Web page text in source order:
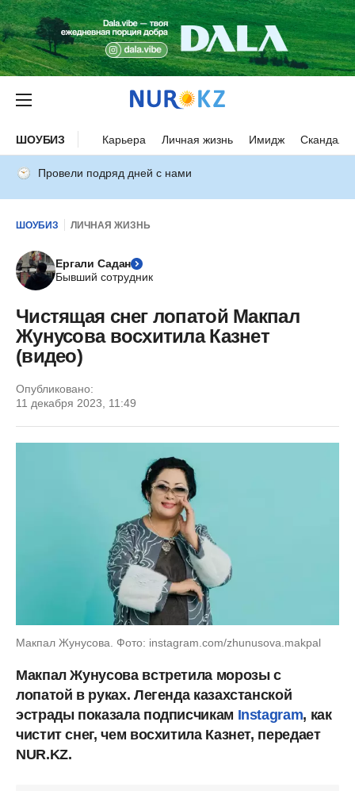
ШОУБИЗ Карьера Личная жизнь Имидж Скандалы
Провели подряд дней с нами
ШОУБИЗ ЛИЧНАЯ ЖИЗНЬ
Ергали Садан
Бывший сотрудник
Чистящая снег лопатой Макпал
Жунусова восхитила Казнет
(видео)
Опубликовано:
11 декабря 2023, 11:49
Макпал Жунусова. Фото: instagram.com/zhunusova.makpal
Макпал Жунусова встретила морозы с
лопатой в руках. Легенда казахстанской
эстрады показала подписчикам Instagram, как
чистит снег, чем восхитила Казнет, передает
NUR.KZ.